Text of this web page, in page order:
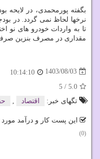
بگفته پورمحمدی، در لایحه
نرخها لحاظ نمی گردد. در
تا به واردات خودرو های نو
مقداری در مصرف بنزین
1403/08/03
10:14:10
5.0
/
5
تگهای خبر:
اقتصاد
این پست کار و درآمد
(0)